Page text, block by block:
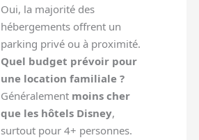
Oui, la majorité des
hébergements offrent un
parking privé ou à proximité.
Quel budget prévoir pour
une location familiale ?
Généralement moins cher
que les hôtels Disney,
surtout pour 4+ personnes.